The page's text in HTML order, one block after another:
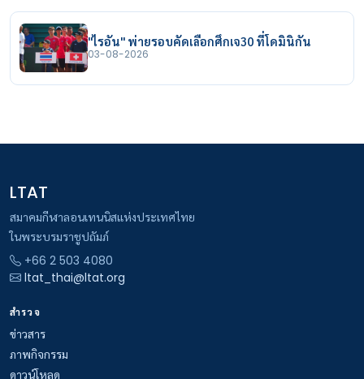
"ไรอัน" พ่ายรอบคัดเลือกศึกเจ30 ที่โดมินิกัน
03-08-2026
LTAT
สมาคมกีฬาลอนเทนนิสแห่งประเทศไทย
ในพระบรมราชูปถัมภ์
+66 2 503 4080
ltat_thai@ltat.org
สำรวจ
ข่าวสาร
ภาพกิจกรรม
ดาวน์โหลด